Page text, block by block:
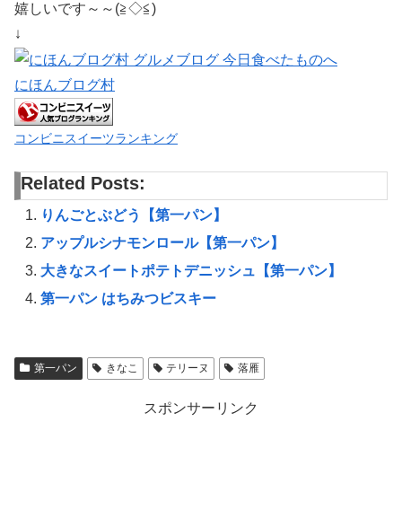
嬉しいです～～(≧◇≦)
↓
にほんブログ村
コンビニスイーツランキング
Related Posts:
りんごとぶどう【第一パン】
アップルシナモンロール【第一パン】
大きなスイートポテトデニッシュ【第一パン】
第一パン はちみつビスキー
第一パン きなこ テリーヌ 落雁
スポンサーリンク